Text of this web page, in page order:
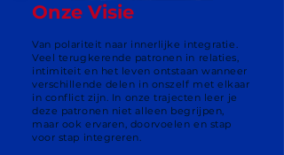
Onze Visie
Van polariteit naar innerlijke integratie.
Veel terugkerende patronen in relaties,
intimiteit en het leven ontstaan wanneer
verschillende delen in onszelf met elkaar
in conflict zijn. In onze trajecten leer je
deze patronen niet alleen begrijpen,
maar ook ervaren, doorvoelen en stap
voor stap integreren.